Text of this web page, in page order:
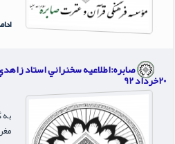
صابره:اطلاعيه سخنراني استاد
20خرداد 92